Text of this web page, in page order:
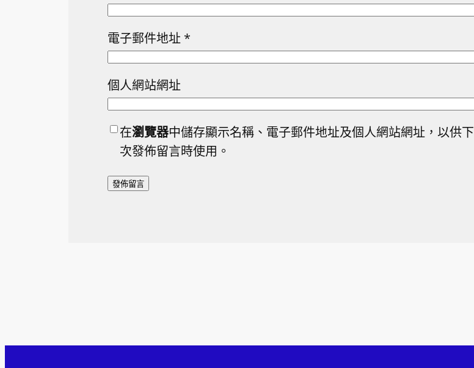
電子郵件地址 *
個人網站網址
在瀏覽器中儲存顯示名稱、電子郵件地址及個人網站網址，以供下
次發佈留言時使用。